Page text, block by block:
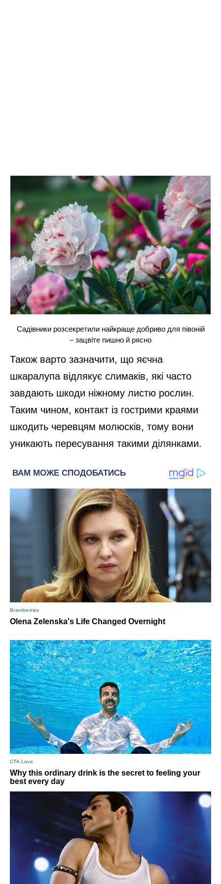
Садівники розсекретили найкраще добриво для півоній
– зацвіте пишно й рясно
Також варто зазначити, що яєчна
шкаралупа відлякує слимаків, які часто
завдають шкоди ніжному листю рослин.
Таким чином, контакт із гострими краями
шкодить черевцям молюсків, тому вони
уникають пересування такими ділянками.